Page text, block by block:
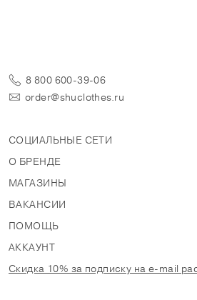
8 800 600-39-06
order@shuclothes.ru
СОЦИАЛЬНЫЕ СЕТИ
О БРЕНДЕ
МАГАЗИНЫ
ВАКАНСИИ
ПОМОЩЬ
АККАУНТ
Скидка 10% за подписку на e-mail